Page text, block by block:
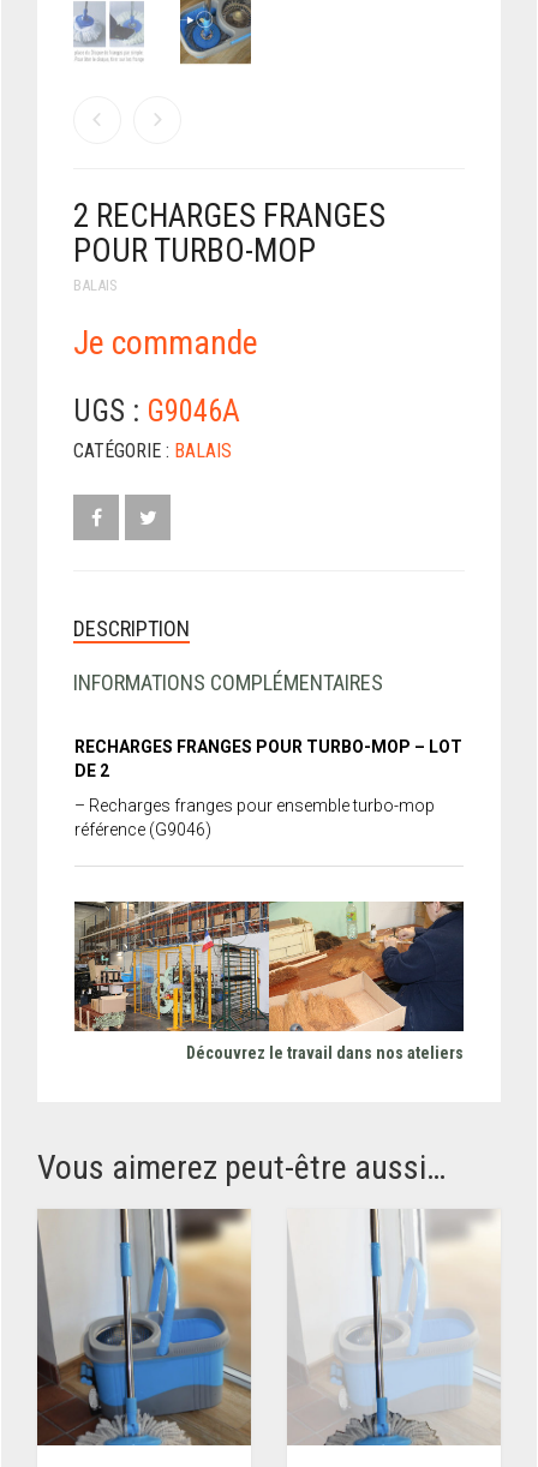
2 RECHARGES FRANGES
POUR TURBO-MOP
BALAIS
Je commande
UGS : G9046A
CATÉGORIE : BALAIS
DESCRIPTION
INFORMATIONS COMPLÉMENTAIRES
RECHARGES FRANGES POUR TURBO-MOP – LOT
DE 2
– Recharges franges pour ensemble turbo-mop
référence (G9046)
Découvrez le travail dans nos ateliers
Vous aimerez peut-être aussi…